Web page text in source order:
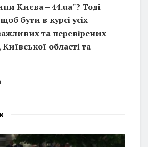
Києва – 44.ua"? Тоді
бути в курсі усіх
та перевірених
області та